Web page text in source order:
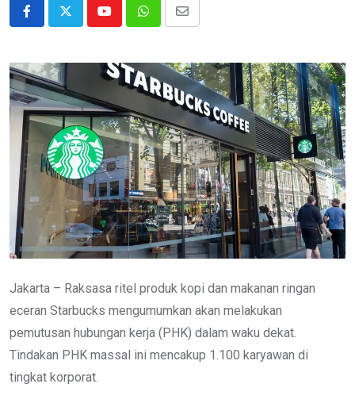
YoutubeWhatsappShare
Email
Jakarta – Raksasa ritel produk kopi dan makanan ringan
eceran Starbucks mengumumkan akan melakukan
pemutusan hubungan kerja (PHK) dalam waku dekat.
Tindakan PHK massal ini mencakup 1.100 karyawan di
tingkat korporat.